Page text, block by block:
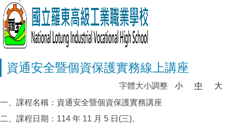
資通安全暨個資保護實務線上講座
字體大小調整 小 中
大
一、課程名稱：資通安全暨個資保護實務講座
二、課程日期：114 年 11 月 5 日(三)。